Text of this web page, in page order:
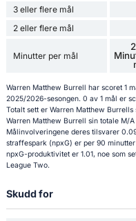
3 eller flere mål
2 eller flere mål
Minutter per mål
Warren Matthew Burrell har scoret 1
2025/2026-sesongen. 0 av 1 mål er
Totalt sett er Warren Matthew
Warren Matthew Burrell sin totale M/
Målinvolveringene deres tilsvarer
straffespark (npxG) er per 90
npxG-produktivitet er 1.01, noe som
League Two.
Skudd for